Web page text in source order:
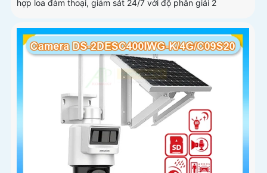
hợp loa đàm thoại, giám sát 24/7 với độ phân giải 2